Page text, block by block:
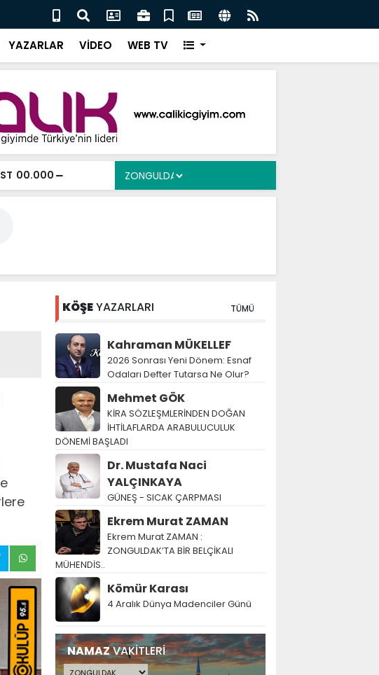
Karali’den Ergen’e Ziyaret
YAZARLAR VİDEO WEB TV
00.000
KÖŞEYAZARLARI TÜMÜ
Kahraman MÜKELLEF
2026 Sonrası Yeni Dönem: Esnaf
Odaları Defter Tutarsa Ne Olur?
Mehmet GÖK
KİRA SÖZLEŞMLERİNDEN DOĞAN
İHTİLAFLARDA ARABULUCULUK
DÖNEMİ BAŞLADI
Dr. Mustafa Naci
YALÇINKAYA
GÜNEŞ - SICAK ÇARPMASI
Ekrem Murat ZAMAN
Ekrem Murat ZAMAN :
ZONGULDAK’TA BİR BELÇİKALI
MÜHENDİS..
Kömür Karası
4 Aralık Dünya Madenciler Günü
NAMAZVAKİTLERİ